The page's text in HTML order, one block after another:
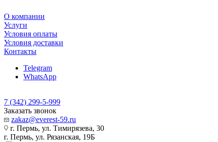
О компании
Услуги
Условия оплаты
Условия доставки
Контакты
Telegram
WhatsApp
7 (342) 299-5-999
Заказать звонок
zakaz@everest-59.ru
г. Пермь, ул. Тимирязева, 30
г. Пермь, ул. Рязанская, 19Б